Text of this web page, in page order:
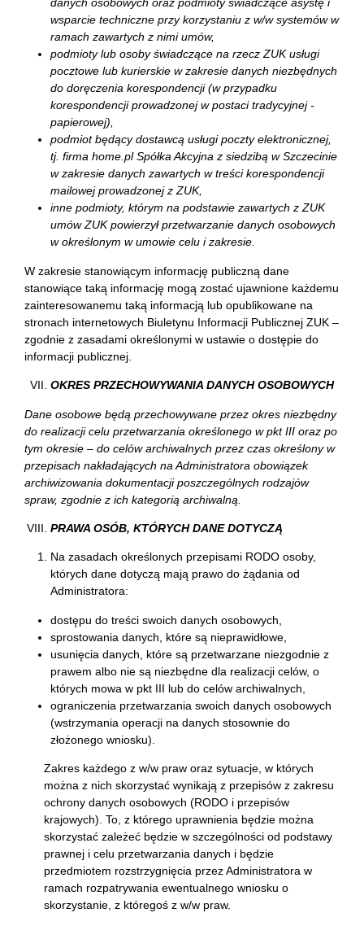
danych osobowych oraz podmioty świadczące asystę i
wsparcie techniczne przy korzystaniu z w/w systemów w
ramach zawartych z nimi umów,
podmioty lub osoby świadczące na rzecz ZUK usługi
pocztowe lub kurierskie w zakresie danych niezbędnych
do doręczenia korespondencji (w przypadku
korespondencji prowadzonej w postaci tradycyjnej -
papierowej),
podmiot będący dostawcą usługi poczty elektronicznej,
tj. firma home.pl Spółka Akcyjna z siedzibą w Szczecinie
w zakresie danych zawartych w treści korespondencji
mailowej prowadzonej z ZUK,
inne podmioty, którym na podstawie zawartych z ZUK
umów ZUK powierzył przetwarzanie danych osobowych
w określonym w umowie celu i zakresie.
W zakresie stanowiącym informację publiczną dane
stanowiące taką informację mogą zostać ujawnione każdemu
zainteresowanemu taką informacją lub opublikowane na
stronach internetowych Biuletynu Informacji Publicznej ZUK –
zgodnie z zasadami określonymi w ustawie o dostępie do
informacji publicznej.
OKRES PRZECHOWYWANIA DANYCH OSOBOWYCH
Dane osobowe będą przechowywane przez okres niezbędny
do realizacji celu przetwarzania określonego w pkt III oraz po
tym okresie – do celów archiwalnych przez czas określony w
przepisach nakładających na Administratora obowiązek
archiwizowania dokumentacji poszczególnych rodzajów
spraw, zgodnie z ich kategorią archiwalną.
PRAWA OSÓB, KTÓRYCH DANE DOTYCZĄ
Na zasadach określonych przepisami RODO osoby,
których dane dotyczą mają prawo do żądania od
Administratora:
dostępu do treści swoich danych osobowych,
sprostowania danych, które są nieprawidłowe,
usunięcia danych, które są przetwarzane niezgodnie z
prawem albo nie są niezbędne dla realizacji celów, o
których mowa w pkt III lub do celów archiwalnych,
ograniczenia przetwarzania swoich danych osobowych
(wstrzymania operacji na danych stosownie do
złożonego wniosku).
Zakres każdego z w/w praw oraz sytuacje, w których
można z nich skorzystać wynikają z przepisów z zakresu
ochrony danych osobowych (RODO i przepisów
krajowych). To, z którego uprawnienia będzie można
skorzystać zależeć będzie w szczególności od podstawy
prawnej i celu przetwarzania danych i będzie
przedmiotem rozstrzygnięcia przez Administratora w
ramach rozpatrywania ewentualnego wniosku o
skorzystanie, z któregoś z w/w praw.